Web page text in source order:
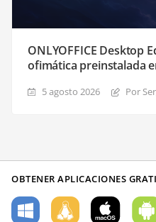
ONLYOFFICE Desktop
ofimática preinstalada
5 agosto 2026 Por
OBTENER APLICACIONES